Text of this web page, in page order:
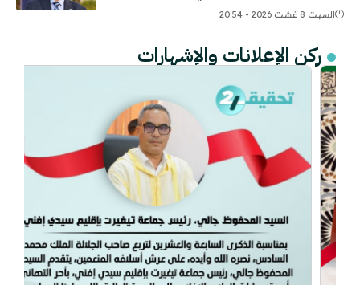
السبت 8 غشت 2026 - 20:54
ركن الإعلانات والإشهارات